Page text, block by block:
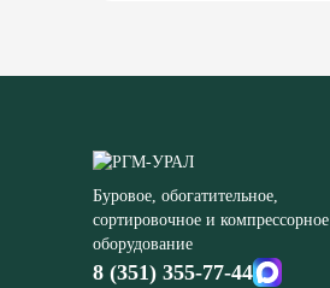
Буровое, обогатительное,
сортировочное и компрессорное
оборудование
8 (351) 355-77-44